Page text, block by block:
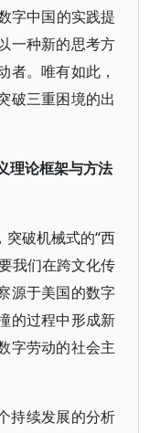
字中国的实践提
一种新的思考方
者。唯有如此，
破三重困境的出
理论框架与方法
破机械式的“西
我们在跨文化传
源于美国的数字
的过程中形成新
字劳动的社会主
持续发展的分析